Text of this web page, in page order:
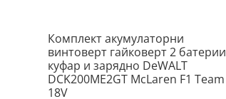
Комплект акумулаторни
винтоверт гайковерт 2 батерии
куфар и зарядно DeWALT
DCK200ME2GT McLaren F1 Team
18V